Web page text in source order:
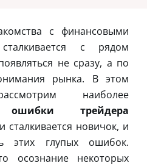
с финансовыми
с рядом
не сразу, а по
рынка. В этом
наиболее
ошибки трейдера
сталкивается новичок, и
этих глупых ошибок.
осознание некоторых